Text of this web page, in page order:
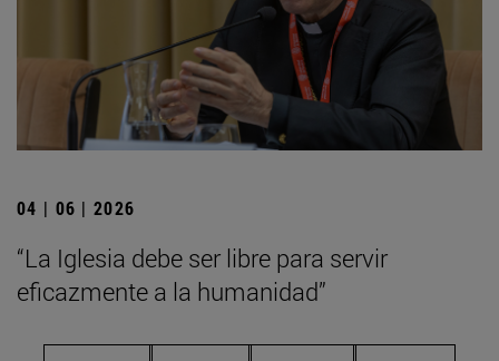
04 | 06 | 2026
“La Iglesia debe ser libre para servir
eficazmente a la humanidad”